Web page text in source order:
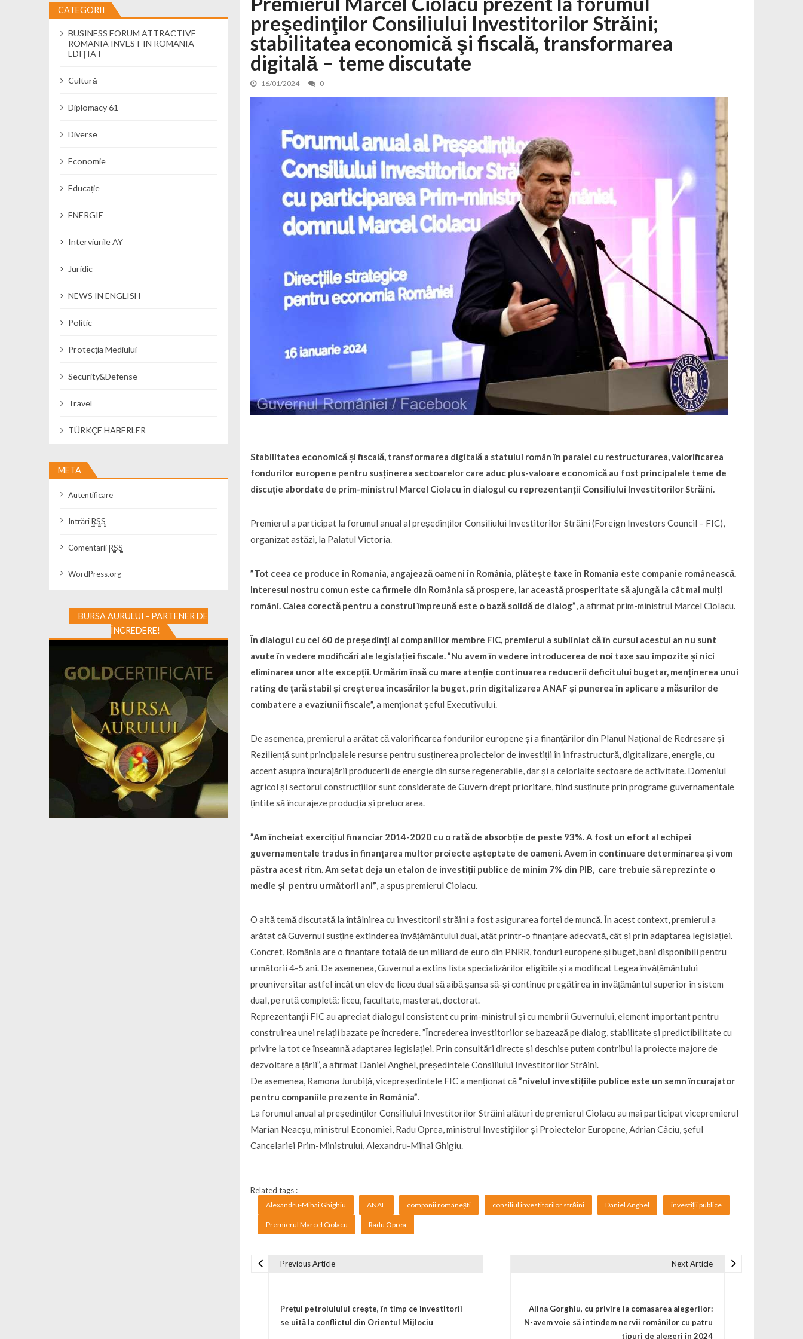
Cseke Attila: Am creat, până în prezent, peste 5.000 de noi locuri în creșe... 15/07/2026
Încă o creșă modernă pentru Alba: 40 de locuri noi la Zlatna prin Programul... 15/07/2026
Ministerul Mediului derulează dezbaterea publică pentru proiectul de lege care... 15/07/2026
Percheziții și flagrant în Neamț: canabis descoperit într-un colet și ascu... 15/07/2026
Ministerul Apărării Naționale participă la efortul național pentru protejar...
preşedinţilor Consiliului Investitorilor Străini;
stabilitatea economică şi fiscală, transformarea
digitală – teme discutate
16/01/2024 0
Stabilitatea economică și fiscală, transformarea digitală a statului român în paralel cu restructurarea, valorificarea
fondurilor europene pentru susținerea sectoarelor care aduc plus-valoare economică au fost principalele teme de
discuție abordate de prim-ministrul Marcel Ciolacu în dialogul cu reprezentanții Consiliului Investitorilor Străini.
Premierul a participat la forumul anual al președinților Consiliului Investitorilor Străini (Foreign Investors Council – FIC),
organizat astăzi, la Palatul Victoria.
”Tot ceea ce produce în Romania, angajează oameni în România, plătește taxe în Romania este companie românească.
Interesul nostru comun este ca firmele din România să prospere, iar această prosperitate să ajungă la cât mai mulți
români. Calea corectă pentru a construi împreună este o bază solidă de dialog”, a afirmat prim-ministrul Marcel Ciolacu.
În dialogul cu cei 60 de președinți ai companiilor membre FIC, premierul a subliniat că în cursul acestui an nu sunt
avute în vedere modificări ale legislației fiscale.”Nu avem în vedere introducerea de noi taxe sau impozite și nici
eliminarea unor alte excepții. Urmărim însă cu mare atenție continuarea reducerii deficitului bugetar, menținerea unui
rating de țară stabil și creșterea încasărilor la buget, prin digitalizarea ANAF și punerea în aplicare a măsurilor de
combatere a evaziunii fiscale”,a menționat șeful Executivului.
De asemenea, premierul a arătat că valorificarea fondurilor europene și a finanțărilor din Planul Național de Redresare și
Reziliență sunt principalele resurse pentru susținerea proiectelor de investiții în infrastructură, digitalizare, energie, cu
accent asupra încurajării producerii de energie din surse regenerabile, dar și a celorlalte sectoare de activitate. Domeniul
agricol și sectorul construcțiilor sunt considerate de Guvern drept prioritare, fiind susținute prin programe guvernamentale
țintite să încurajeze producția și prelucrarea.
”Am încheiat exercițiul financiar 2014-2020 cu o rată de absorbție de peste 93%. A fost un efort al echipei
guvernamentale tradus în finanțarea multor proiecte așteptate de oameni. Avem în continuare determinarea și vom
păstra acest ritm. Am setat deja un etalon de investiții publice de minim 7% din PIB, care trebuie să reprezinte o
medie și pentru următorii ani”, a spus premierul Ciolacu.
O altă temă discutată la întâlnirea cu investitorii străini a fost asigurarea forței de muncă. În acest context, premierul a
arătat că Guvernul susține extinderea învățământului dual, atât printr-o finanțare adecvată, cât și prin adaptarea legislației.
Concret, România are o finanțare totală de un miliard de euro din PNRR, fonduri europene și buget, bani disponibili pentru
următorii 4-5 ani. De asemenea, Guvernul a extins lista specializărilor eligibile și a modificat Legea învățământului
preuniversitar astfel încât un elev de liceu dual să aibă șansa să-și continue pregătirea în învățământul superior în sistem
dual, pe rută completă: liceu, facultate, masterat, doctorat.
Reprezentanții FIC au apreciat dialogul consistent cu prim-ministrul și cu membrii Guvernului, element important pentru
construirea unei relații bazate pe încredere.”Încrederea investitorilor se bazează pe dialog, stabilitate și predictibilitate cu
privire la tot ce înseamnă adaptarea legislației. Prin consultări directe și deschise putem contribui la proiecte majore de
dezvoltare a țării”, a afirmat Daniel Anghel, președintele Consiliului Investitorilor Străini.
De asemenea, Ramona Jurubiță, vicepreședintele FIC a menționat că”nivelul investițiile publice este un semn încurajator
pentru companiile prezente în România”.
La forumul anual al președinților Consiliului Investitorilor Străini alături de premierul Ciolacu au mai participat vicepremierul
Marian Neacșu, ministrul Economiei, Radu Oprea, ministrul Investițiilor și Proiectelor Europene, Adrian Câciu, șeful
Cancelariei Prim-Ministrului, Alexandru-Mihai Ghigiu.
Related tags :
Alexandru-Mihai Ghighiu ANAF companii românești consiliul investitorilor străini Daniel Anghel investiții publice
Premierul Marcel Ciolacu Radu Oprea
Previous Article
Prețul petrolulului crește, în timp ce investitorii
se uită la conflictul din Orientul Mijlociu
Next Article
Alina Gorghiu, cu privire la comasarea alegerilor:
N-avem voie să întindem nervii românilor cu patru
tipuri de alegeri în 2024
CATEGORII
BUSINESS FORUM ATTRACTIVE
ROMANIA INVEST IN ROMANIA
EDIȚIA I
Cultură
Diplomacy 61
Diverse
Economie
Educație
ENERGIE
Interviurile AY
Juridic
NEWS IN ENGLISH
Politic
Protecția Mediului
Security&Defense
Travel
TÜRKÇE HABERLER
META
Autentificare
IntrăriRSS
ComentariiRSS
WordPress.org
BURSA AURULUI - PARTENER DE
ÎNCREDERE!